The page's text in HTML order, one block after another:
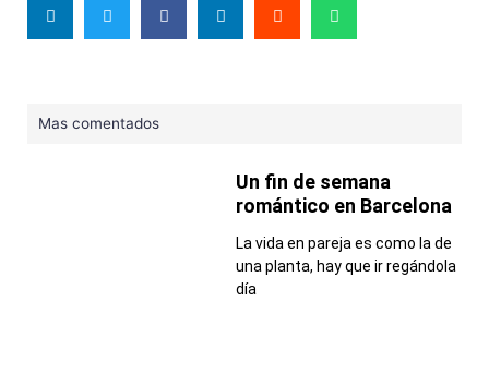
Mas comentados
Un fin de semana
romántico en Barcelona
La vida en pareja es como la de
una planta, hay que ir regándola
día